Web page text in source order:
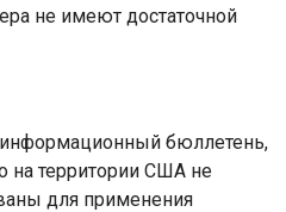
не имеют достаточной
бюллетень,
на территории США не
для применения